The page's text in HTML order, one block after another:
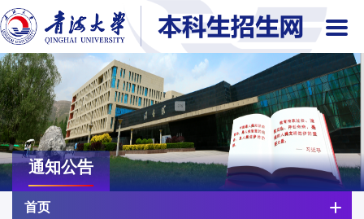
通知公告
首页